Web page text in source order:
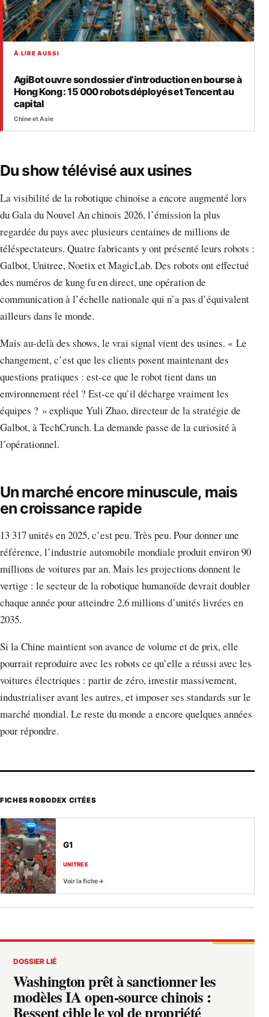
À LIRE AUSSI
AgiBot ouvre son dossier d’introduction en bourse à
Hong Kong : 15 000 robots déployés et Tencent au
capital
Chine et Asie
Du show télévisé aux usines
La visibilité de la robotique chinoise a encore augmenté lors
du Gala du Nouvel An chinois 2026, l’émission la plus
regardée du pays avec plusieurs centaines de millions de
téléspectateurs. Quatre fabricants y ont présenté leurs robots :
Galbot, Unitree, Noetix et MagicLab. Des robots ont effectué
des numéros de kung fu en direct, une opération de
communication à l’échelle nationale qui n’a pas d’équivalent
ailleurs dans le monde.
Mais au-delà des shows, le vrai signal vient des usines. « Le
changement, c’est que les clients posent maintenant des
questions pratiques : est-ce que le robot tient dans un
environnement réel ? Est-ce qu’il décharge vraiment les
équipes ? » explique Yuli Zhao, directeur de la stratégie de
Galbot, à TechCrunch. La demande passe de la curiosité à
l’opérationnel.
Un marché encore minuscule, mais
en croissance rapide
13 317 unités en 2025, c’est peu. Très peu. Pour donner une
référence, l’industrie automobile mondiale produit environ 90
millions de voitures par an. Mais les projections donnent le
vertige : le secteur de la robotique humanoïde devrait doubler
chaque année pour atteindre 2,6 millions d’unités livrées en
2035.
Si la Chine maintient son avance de volume et de prix, elle
pourrait reproduire avec les robots ce qu’elle a réussi avec les
voitures électriques : partir de zéro, investir massivement,
industrialiser avant les autres, et imposer ses standards sur le
marché mondial. Le reste du monde a encore quelques années
pour répondre.
FICHES ROBODEX CITÉES
G1
UNITREE
Voir la fiche
DOSSIER LIÉ
Washington prêt à sanctionner les
modèles IA open-source chinois :
Bessent cible le vol de propriété